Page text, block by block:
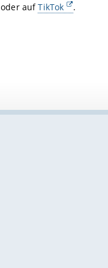
oder aufTikTok .